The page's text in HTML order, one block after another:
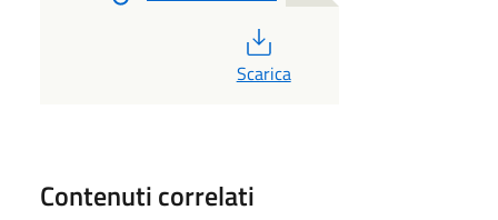
Scarica
Contenuti correlati